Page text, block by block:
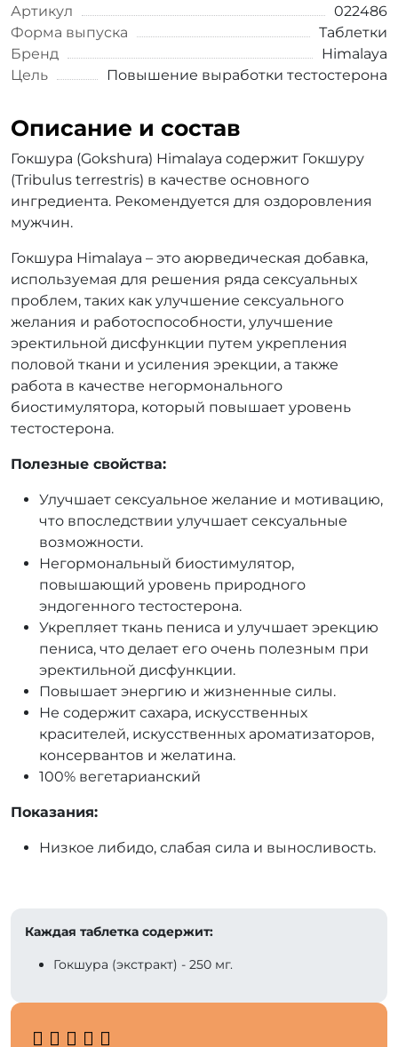
Артикул
022486
Форма выпуска
Таблетки
Бренд
Himalaya
Цель
Повышение выработки тестостерона
Описание и состав
Гокшура (Gokshura) Himalaya содержит Гокшуру
(Tribulus terrestris) в качестве основного
ингредиента. Рекомендуется для оздоровления
мужчин.
Гокшура Himalaya – это аюрведическая добавка,
используемая для решения ряда сексуальных
проблем, таких как улучшение сексуального
желания и работоспособности, улучшение
эректильной дисфункции путем укрепления
половой ткани и усиления эрекции, а также
работа в качестве негормонального
биостимулятора, который повышает уровень
тестостерона.
Полезные свойства:
Улучшает сексуальное желание и мотивацию,
что впоследствии улучшает сексуальные
возможности.
Негормональный биостимулятор,
повышающий уровень природного
эндогенного тестостерона.
Укрепляет ткань пениса и улучшает эрекцию
пениса, что делает его очень полезным при
эректильной дисфункции.
Повышает энергию и жизненные силы.
Не содержит сахара, искусственных
красителей, искусственных ароматизаторов,
консервантов и желатина.
100% вегетарианский
Показания:
Низкое либидо, слабая сила и выносливость.
Каждая таблетка содержит:
Гокшура (экстракт) - 250 мг.